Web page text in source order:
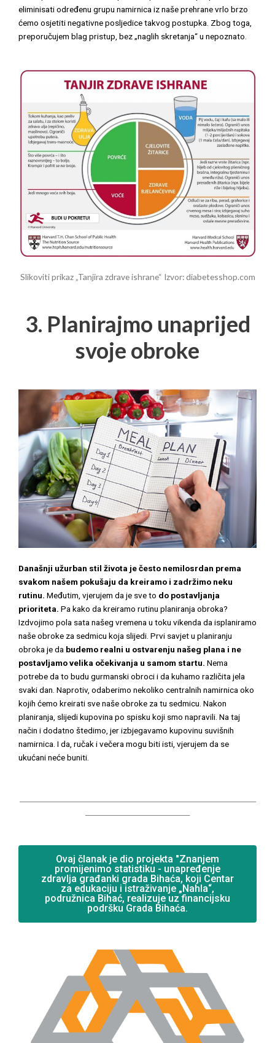
eliminisati određenu grupu namirnica iz naše prehrane vrlo brzo
ćemo osjetiti negativne posljedice takvog postupka. Zbog toga,
preporučujem blag pristup, bez „naglih skretanja“ u nepoznato.
Slikoviti prikaz „Tanjira zdrave ishrane“ Izvor: diabetesshop.com
3. Planirajmo unaprijed
svoje obroke
Današnji užurban stil života je često nemilosrdan prema
svakom našem pokušaju da kreiramo i zadržimo neku
rutinu. Međutim, vjerujem da je sve to do postavljanja
prioriteta. Pa kako da kreiramo rutinu planiranja obroka?
Izdvojimo pola sata našeg vremena u toku vikenda da isplaniramo
naše obroke za sedmicu koja slijedi. Prvi savjet u planiranju
obroka je da budemo realni u ostvarenju našeg plana i ne
postavljamo velika očekivanja u samom startu. Nema
potrebe da to budu gurmanski obroci i da kuhamo različita jela
svaki dan. Naprotiv, odaberimo nekoliko centralnih namirnica oko
kojih ćemo kreirati sve naše obroke za tu sedmicu. Nakon
planiranja, slijedi kupovina po spisku koji smo napravili. Na taj
način i dodatno štedimo, jer izbjegavamo kupovinu suvišnih
namirnica. I da, ručak i večera mogu biti isti, vjerujem da se
ukućani neće buniti.
Ovaj članak je dio projekta "Znanjem
promijenimo statistiku - unapređenje
zdravlja građanki grada Bihaća, koji Centar
za edukaciju i istraživanje „Nahla“,
podružnica Bihać, realizuje uz financijsku
podršku Grada Bihaća.